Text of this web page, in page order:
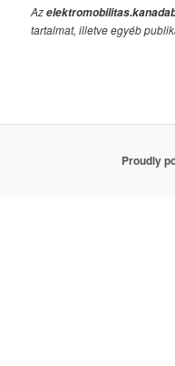
Az
tartalmat, illetve egyéb
Proudly